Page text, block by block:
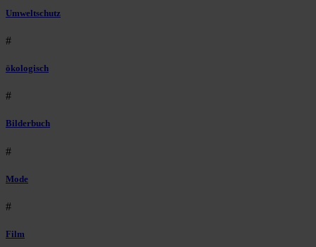
Umweltschutz
#
ökologisch
#
Bilderbuch
#
Mode
#
Film